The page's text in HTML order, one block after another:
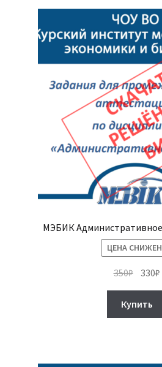
МЭБИК
ЦЕНА
350₽
цена
350₽.
330₽
Купить